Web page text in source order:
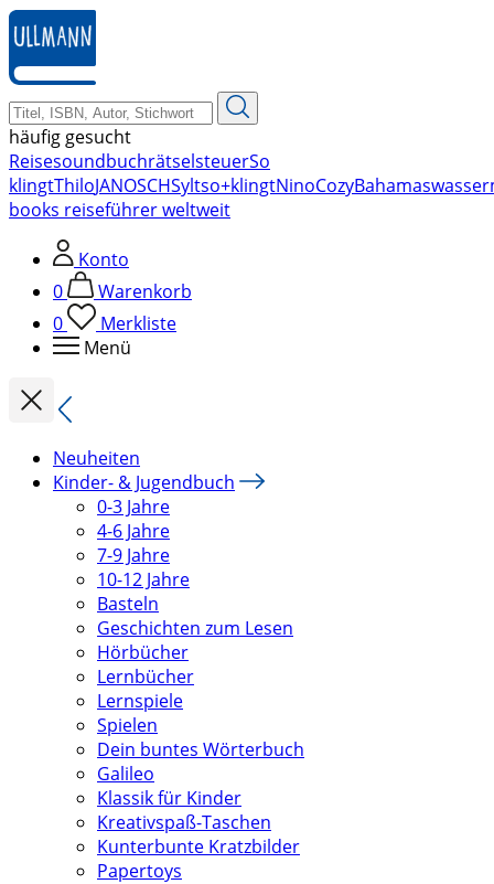
zum
Hauptinhalt
springen
häufig gesucht
ReisesoundbuchrätselsteuerSo
klingtThiloJANOSCHSyltso+klingtNinoCozyBahamas
books reiseführer weltweit
Konto
0
Warenkorb
0
Merkliste
Menü
Neuheiten
Kinder- & Jugendbuch
0-3 Jahre
4-6 Jahre
7-9 Jahre
10-12 Jahre
Basteln
Geschichten zum Lesen
Hörbücher
Lernbücher
Lernspiele
Spielen
Dein buntes Wörterbuch
Galileo
Klassik für Kinder
Kreativspaß-Taschen
Kunterbunte Kratzbilder
Papertoys